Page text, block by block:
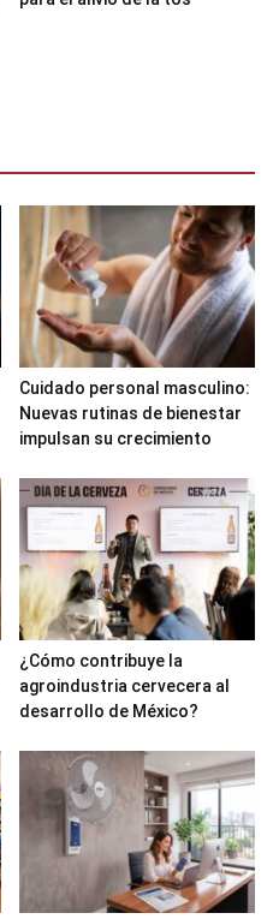
Cuidado personal masculino:
Nuevas rutinas de bienestar
impulsan su crecimiento
¿Cómo contribuye la
agroindustria cervecera al
desarrollo de México?